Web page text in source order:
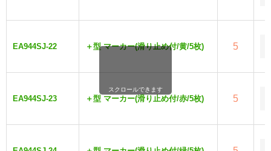
EA944SJ-22 ＋型 マーカー(滑り止め付/黄/5枚) 5
EA944SJ-23 ＋型 マーカー(滑り止め付/赤/5枚) 5
スクロールできます